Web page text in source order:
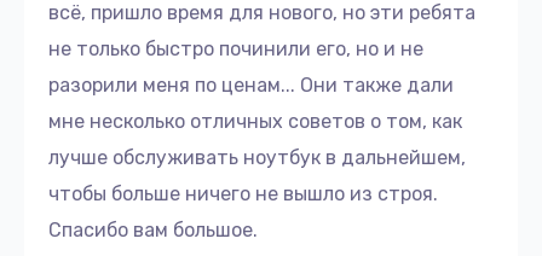
всё, пришло время для нового, но эти ребята
не только быстро починили его, но и не
разорили меня по ценам... Они также дали
мне несколько отличных советов о том, как
лучше обслуживать ноутбук в дальнейшем,
чтобы больше ничего не вышло из строя.
Спасибо вам большое.